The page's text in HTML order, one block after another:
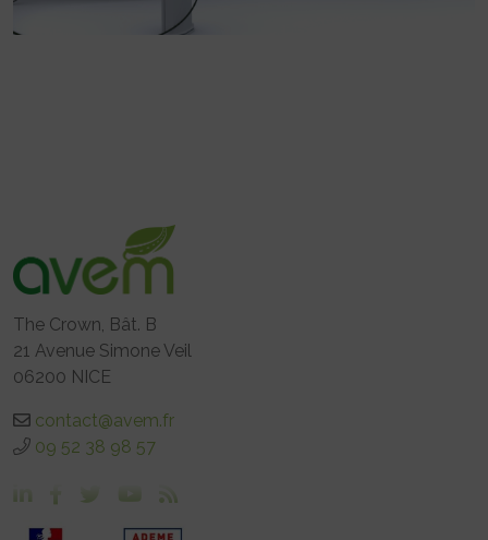
The Crown, Bât. B
21 Avenue Simone Veil
06200 NICE
contact@avem.fr
09 52 38 98 57